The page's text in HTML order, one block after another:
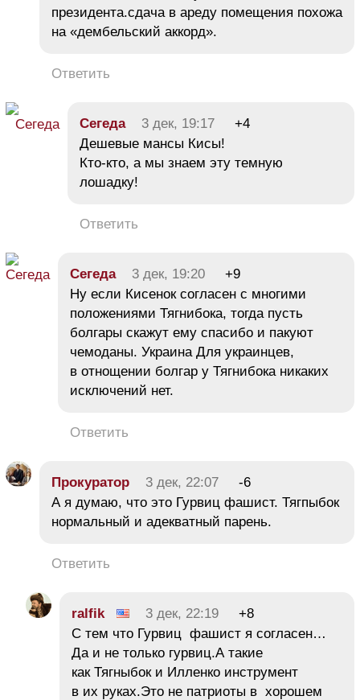
президента.сдача в ареду помещения похожа
на «дембельский аккорд».
Ответить
Сегеда 3 дек, 19:17
+4
Дешевые мансы Кисы!
Кто-кто, а мы знаем эту темную
лошадку!
Ответить
Сегеда 3 дек, 19:20
+9
Ну если Кисенок согласен с многими
положениями Тягнибока, тогда пусть
болгары скажут ему спасибо и пакуют
чемоданы. Украина Для украинцев,
в отнощении болгар у Тягнибока никаких
исключений нет.
Ответить
Прокуратор 3 дек, 22:07
-6
А я думаю, что это Гурвиц фашист. Тягпыбок
нормальный и адекватный парень.
Ответить
ralfik 3 дек, 22:19
+8
С тем что Гурвиц фашист я согласен…
Да и не только гурвиц.А такие
как Тягныбок и Илленко инструмент
в их руках.Это не патриоты в хорошем